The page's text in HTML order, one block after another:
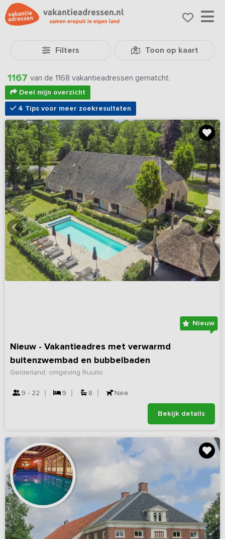
Filters Toon op kaart
1167 van de 1168 vakantieadressen gematcht.
Deel mijn overzicht
4 Tips voor meer zoekresultaten
Nieuw
Nieuw - Vakantieadres met verwarmd
buitenzwembad en bubbelbaden
Gelderland, omgeving Ruurlo
9 - 22 9 8 Nee
Bekijk details